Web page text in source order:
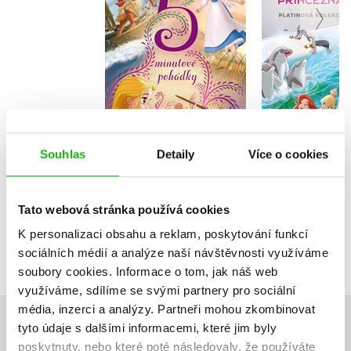
Souhlas Detaily Více o cookies
Tato webová stránka používá cookies
K personalizaci obsahu a reklam, poskytování funkcí
sociálních médií a analýze naší návštěvnosti využíváme
soubory cookies. Informace o tom, jak náš web
využíváme, sdílíme se svými partnery pro sociální
média, inzerci a analýzy. Partneři mohou zkombinovat
tyto údaje s dalšími informacemi, které jim byly
poskytnuty, nebo které poté následovaly, že používáte
Kolektiv
399 Kč
319 Kč 239 Kč
HODNOCENÍ ČTENÁŘŮ